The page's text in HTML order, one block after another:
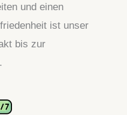
und einen
ist unser
bis zur